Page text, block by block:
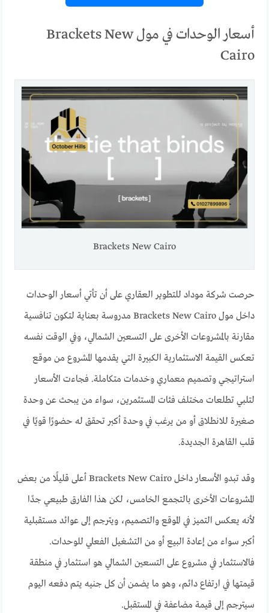
أسعار الوحدات في مول Brackets New
Cairo
Brackets New Cairo
حرصت شركة موداد للتطوير العقاري على أن تأتي أسعار الوحدات
داخل مول Brackets New Cairo مدروسة بعناية لتكون تنافسية
مقارنة بالمشروعات الأخرى على التسعين الشمالي، وفي الوقت نفسه
تعكس القيمة الاستثمارية الكبيرة التي يقدمها المشروع من موقع
استراتيجي وتصميم معماري وخدمات متكاملة. فجاءت الأسعار
لتلبي تطلعات مختلف فئات المستثمرين، سواء من يبحث عن وحدة
صغيرة للانطلاق أو من يرغب في وحدة أكبر تحقق له حضورًا قويًا في
قلب القاهرة الجديدة.
وقد تبدو الأسعار داخل Brackets New Cairo أعلى قليلًا من بعض
المشروعات الأخرى بالتجمع الخامس، لكن هذا الفارق طبيعي جدًا
لأنه يعكس التميز في الموقع والتصميم، ويترجم إلى عوائد مستقبلية
أكبر سواء من إعادة البيع أو من التشغيل الفعلي للوحدات.
فالاستثمار في مشروع على التسعين الشمالي هو استثمار في منطقة
قيمتها في ارتفاع دائم، وهو ما يضمن أن كل جنيه يتم دفعه اليوم
سيترجم إلى قيمة مضاعفة في المستقبل.